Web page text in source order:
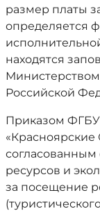
размер платы
определяется
находятся
Российской
Приказом
ресурсов и
за посещение